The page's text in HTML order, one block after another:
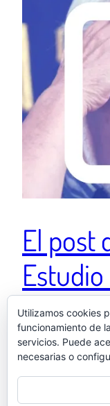
a
El post
Miyazaki quiere
dibujara tu puta
6 abril, 2025
Utilizamos cookies
funcionamiento de
servicios. Puede
necesarias o